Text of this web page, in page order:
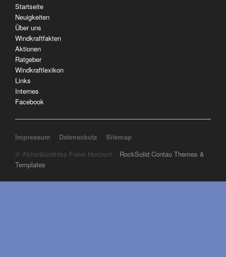
Navigation
überspringen
Startseite
Neuigkeiten
Über uns
Windkraftfakten
Aktionen
Ratgeber
Windkraftlexikon
Links
Internes
Facebook
Navigation überspringen
Impressum Datenschutz
Sitemap
© Aktionbündniss Freier Horizont
RockSolid Contao Themes &
Templates